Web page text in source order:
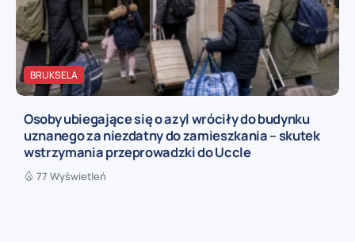
BRUKSELA
Osoby ubiegające się o azyl wróciły do budynku
uznanego za niezdatny do zamieszkania – skutek
wstrzymania przeprowadzki do Uccle
77 Wyświetleń